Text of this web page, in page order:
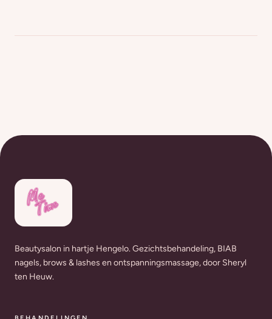
Beautysalon in hartje Hengelo. Gezichtsbehandeling, BIAB
nagels, brows & lashes en ontspanningsmassage, door Sheryl
ten Heuw.